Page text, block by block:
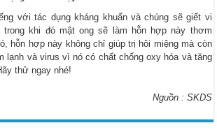
với tác dụng kháng khuẩn và chúng sẽ giết vi
trong khi đó mật ong sẽ làm hỗn hợp này thơm
hỗn hợp này không chỉ giúp trị hôi miệng mà còn
lạnh và virus vì nó có chất chống oxy hóa và tăng
thử ngay nhé!
Nguồn : SKDS